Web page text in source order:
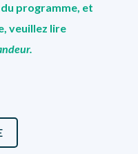
programme, et
veuillez lire